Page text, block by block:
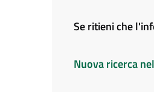
Se ritieni che
Nuova ricerca